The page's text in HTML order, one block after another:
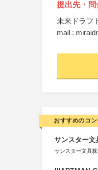
提出先・問
未来ドラフ
mail :
おすすめのコン
サンスター文
サンスター文具